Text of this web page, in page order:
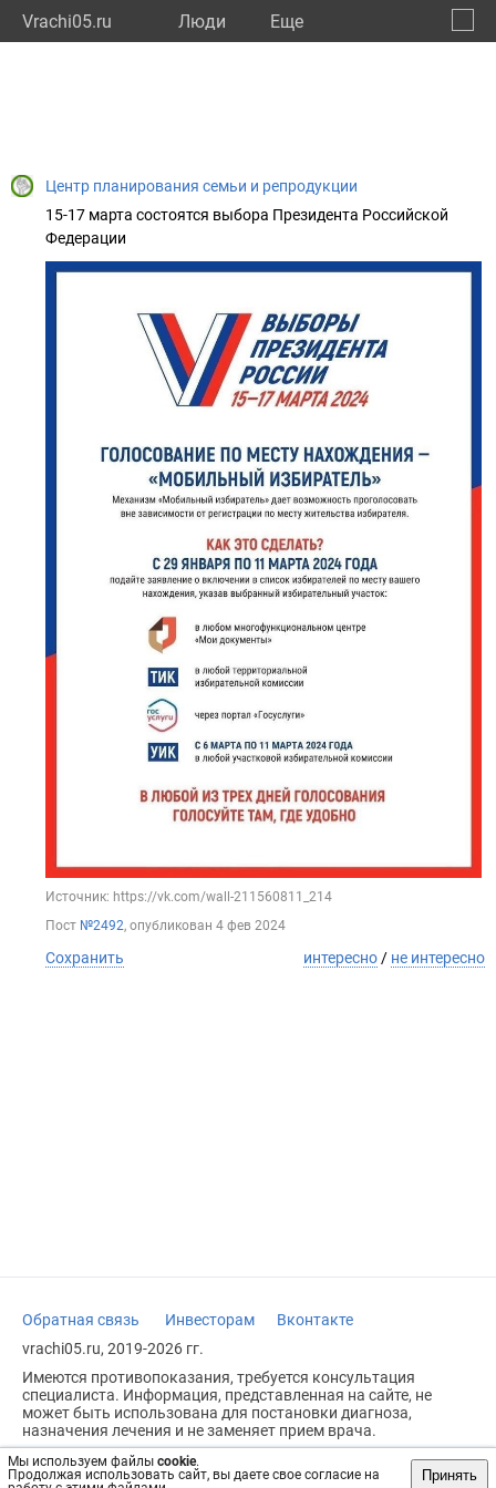
Vrachi05.ru Люди Eще
Мы используем файлы cookie.
Продолжая использовать сайт, вы даете свое согласие на
Принять
Центр планирования семьи и репродукции
15-17 марта состоятся выбора Президента Российской
Федерации
Источник: https://vk.com/wall-211560811_214
Пост №2492, опубликован 4 фев 2024
Сохранить интересно / не интересно
Обратная связь Инвесторам
Вконтакте
vrachi05.ru, 2019-2026 гг.
Имеются противопоказания, требуется консультация
специалиста. Информация, представленная на сайте, не
может быть использована для постановки диагноза,
назначения лечения и не заменяет прием врача.
Возрастное ограничение: 18+